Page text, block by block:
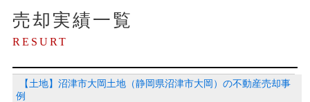
売却実績一覧
RESURT
【土地】沼津市大岡土地（静岡県沼津市大岡）の不動産売却事
例